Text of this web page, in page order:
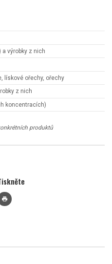
výrobky z nich
lískové ořechy, ořechy
z nich
koncentracích)
produktů
print